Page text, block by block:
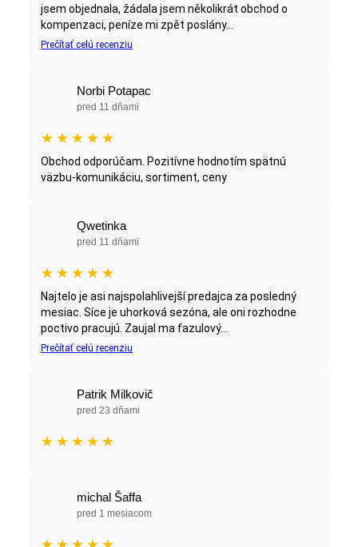
jsem objednala, žádala jsem několikrát obchod o
kompenzaci, peníze mi zpět poslány...
Prečítať celú recenziu
Norbi Potapac
pred 11 dňami
★ ★ ★ ★ ★
Obchod odporúčam. Pozitívne hodnotím spätnú
väzbu-komunikáciu, sortiment, ceny
Qwetinka
pred 11 dňami
★ ★ ★ ★ ★
Najtelo je asi najspolahlivejší predajca za posledný
mesiac. Síce je uhorková sezóna, ale oni rozhodne
poctivo pracujú. Zaujal ma fazulový...
Prečítať celú recenziu
Patrik Milkovič
pred 23 dňami
★ ★ ★ ★ ★
michal Šaffa
pred 1 mesiacom